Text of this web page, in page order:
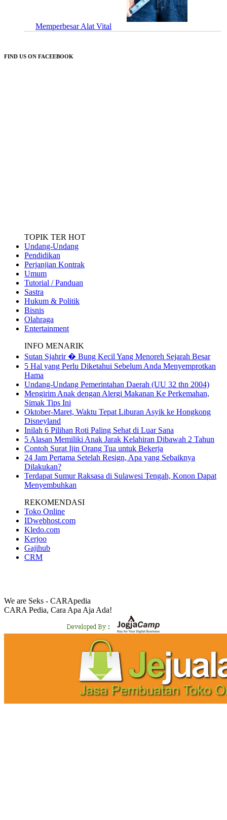
Memperbesar Alat Vital
FIND US ON FACEEBOOK
TOPIK TER HOT
Undang-Undang
Pendidikan
Perjanjian Kontrak
Umum
Tutorial / Panduan
Sastra
Hukum & Politik
Bisnis
Olahraga
Entertainment
INFO MENARIK
Sutan Sjahrir � Bung Kecil Yang Menoreh Sejarah Besar
5 Hal yang Perlu Diketahui Sebelum Anda Menyemprotkan
Hama
Undang-Undang Pemerintahan Daerah (UU 32 thn 2004)
Mengirim Anak dengan Alergi Makanan Ke Perkemahan,
Simak Tips Ini
Oktober-Maret, Waktu Tepat Liburan Asyik ke Hongkong
Disneyland
Inilah 6 Pilihan Roti Paling Sehat di Luar Sana
5 Alasan Memiliki Anak Jarak Kelahiran Dibawah 2 Tahun
Contoh Surat Ijin Orang Tua untuk Bekerja
24 Jam Pertama Setelah Resign, Apa yang Sebaiknya
Dilakukan?
Terdapat Sumur Raksasa di Sulawesi Tengah, Konon Dapat
Menyembuhkan
REKOMENDASI
Toko Online
IDwebhost.com
Kledo.com
Kerjoo
Gajihub
CRM
We are Seks - CARApedia
CARA Pedia, Cara Apa Aja Ada!